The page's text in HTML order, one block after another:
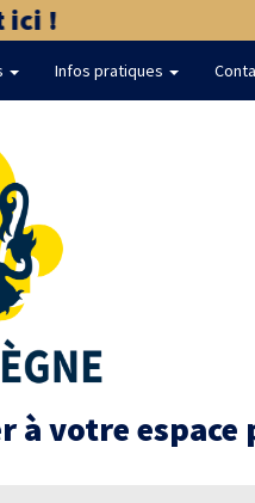
!
Infos pratiques
à votre